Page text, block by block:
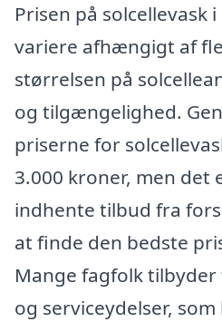
Prisen på solcellevask
variere afhængigt af
størrelsen på
og tilgængelighed.
priserne for
3.000 kroner, men det
indhente tilbud fra
at finde den bedste
Mange fagfolk
og serviceydelser,